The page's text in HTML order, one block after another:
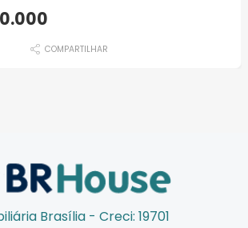
COMPARTILHAR
Brasília - Creci: 19701